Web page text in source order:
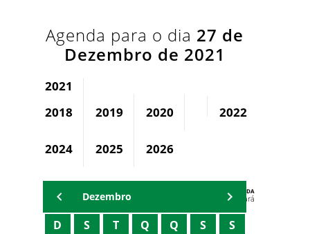
Agenda para o dia 27 de
Dezembro de 2021
2021
2018
2019 2020 2022
2024 2025 2026
AGENDA
Polícia Militar do Ceará
Dezembro
D S T Q Q S S